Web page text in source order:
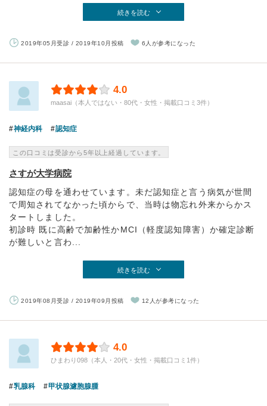
続きを読む
2019年05月受診 / 2019年10月投稿 6人が参考になった
4.0
maasai（本人ではない・80代・女性・掲載口コミ3件）
神経内科 認知症
この口コミは受診から5年以上経過しています。
さすが大学病院
認知症の母を通わせています。未だ認知症と言う病気が世間
で周知されてなかった頃からで、当時は物忘れ外来からかス
タートしました。
初診時 既に高齢で加齢性かMCI（軽度認知障害）か確定診断
が難しいと言わ...
続きを読む
2019年08月受診 / 2019年09月投稿 12人が参考になった
4.0
ひまわり098（本人・20代・女性・掲載口コミ1件）
乳腺科 甲状腺濾胞腺腫